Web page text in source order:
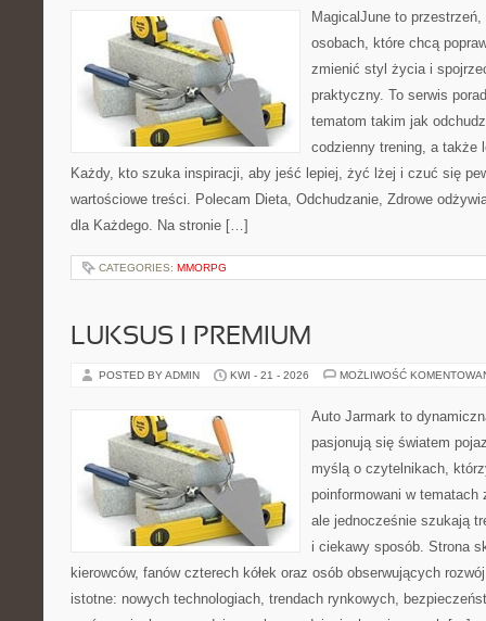
MagicalJune to
osobach, które chcą
zmienić styl życia i
praktyczny. To serwis
tematom takim jak
codzienny trening, a także
Każdy, kto szuka inspiracji, aby jeść lepiej, żyć lżej i czuć się
wartościowe treści. Polecam Dieta, Odchudzanie, Zdrowe
dla Każdego. Na stronie […]
CATEGORIES: MMORPG
LUKSUS I PREMIUM
POSTED BY ADMIN KWI - 21 - 2026 MOŻLIWOŚĆ
Auto Jarmark to
pasjonują się światem
myślą o czytelnikach,
poinformowani w
ale jednocześnie szukają
i ciekawy sposób. Strona
kierowców, fanów czterech kółek oraz osób obserwujących
istotne: nowych technologiach, trendach rynkowych,